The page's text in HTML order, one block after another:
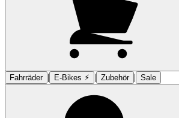
Fahrräder | E-Bikes ⚡︎ | Zubehör | Sale